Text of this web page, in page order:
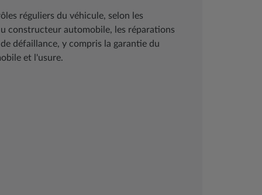
réguliers du véhicule, selon les
constructeur automobile, les réparations
défaillance, y compris la garantie du
et l'usure.